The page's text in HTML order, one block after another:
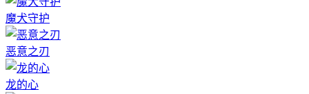
魔犬守护
恶意之刃
龙的心